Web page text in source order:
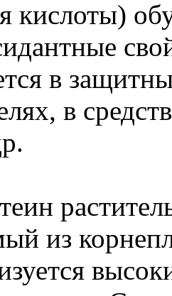
кислоты)
в
в
из